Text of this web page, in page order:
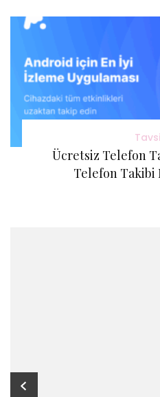
Ücretsiz Telefon
Telefon Takibi